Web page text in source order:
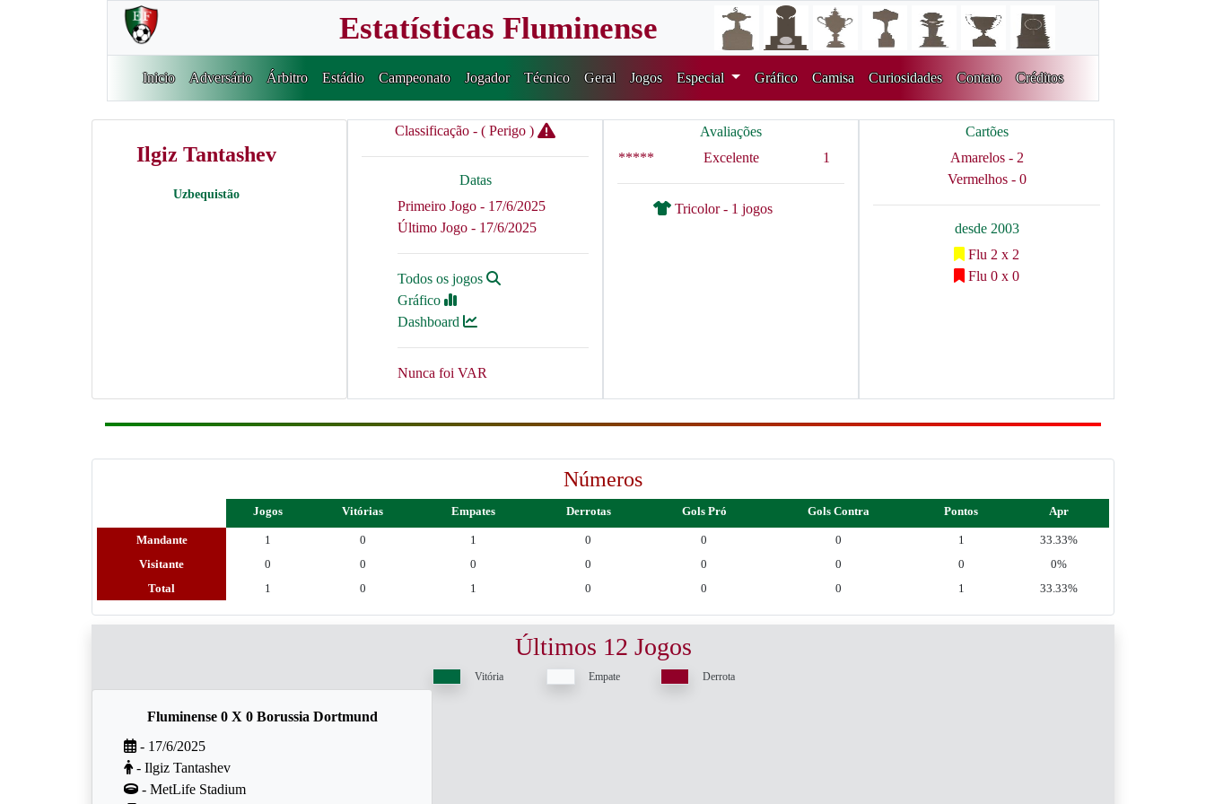
Estatísticas Fluminense
Inicio Adversário Árbitro Estádio Campeonato Jogador Técnico Geral Jogos Especial Gráfico Camisa Curiosidades Contato Créditos
Ilgiz Tantashev
Uzbequistão
Classificação - ( Perigo )
Datas
Primeiro Jogo - 17/6/2025
Último Jogo - 17/6/2025
Todos os jogos
Gráfico
Dashboard
Nunca foi VAR
Avaliações
*****
Excelente 1
Tricolor - 1 jogos
Cartões
Amarelos - 2
Vermelhos - 0
desde 2003
Flu 2 x 2
Flu 0 x 0
Números
Jogos Vitórias Empates Derrotas Gols Pró Gols Contra Pontos Apr
Mandante 1 0 1 0 0 0 1
33.33%
Visitante
0 0 0 0 0 0 0
0%
Total
1 0 1 0 0 0 1 33.33%
Últimos 12 Jogos
Vitória Empate Derrota
Fluminense 0 X 0 Borussia Dortmund
- 17/6/2025
- Ilgiz Tantashev
- MetLife Stadium